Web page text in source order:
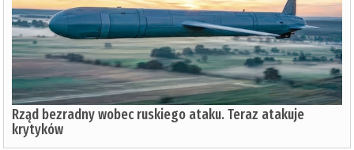
Rząd bezradny wobec ruskiego ataku. Teraz atakuje
krytyków